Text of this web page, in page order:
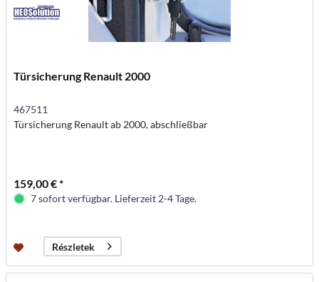
Türsicherung Renault 2000
467511
Türsicherung Renault ab 2000, abschließbar
159,00 € *
7 sofort verfügbar. Lieferzeit 2-4 Tage.
Részletek